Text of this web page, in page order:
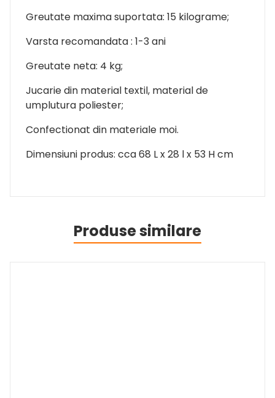
Greutate maxima suportata: 15 kilograme;
Varsta recomandata : 1-3 ani
Greutate neta: 4 kg;
Jucarie din material textil, material de
umplutura poliester;
Confectionat din materiale moi.
Dimensiuni produs: cca 68 L x 28 l x 53 H cm
Produse similare